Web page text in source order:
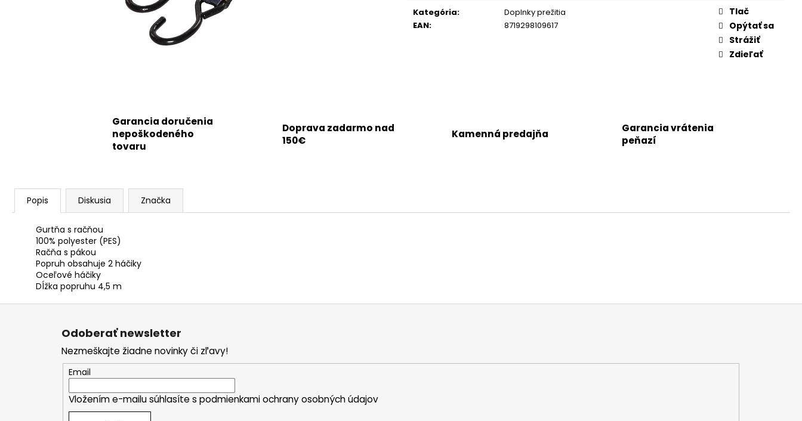
cena:
Kategória:
Doplnky prežitia
EAN: 8719298109617
Tlač
Opýtať sa
Strážiť
Zdieľať
Garancia doručenia
nepoškodeného
tovaru
Doprava zadarmo nad
150€
Kamenná predajňa
Garancia vrátenia
peňazí
Popis Diskusia Značka
Gurtňa s račňou
100% polyester (PES)
Račňa s pákou
Popruh obsahuje 2 háčiky
Oceľové háčiky
Dĺžka popruhu 4,5 m
Z
Odoberať newsletter
Nezmeškajte žiadne novinky či zľavy!
Email
Vložením e-mailu súhlasíte s podmienkami ochrany osobných údajov